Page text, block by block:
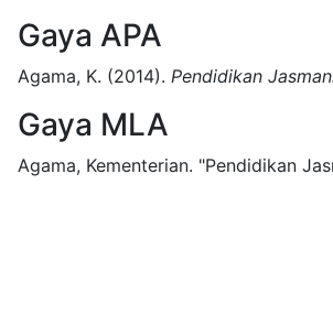
Gaya APA
Agama, K. (2014). Pendidikan
Gaya MLA
Agama, Kementerian. "Pendidikan